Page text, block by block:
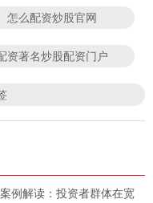
怎么配资炒股官网
资著名炒股配资门户
例解读：投资者群体在宽